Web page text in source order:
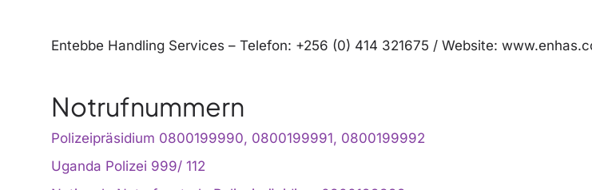
Entebbe Handling Services – Telefon: +256 (0) 414 321675 / Website:
Notrufnummern
Polizeipräsidium 0800199990, 0800199991, 0800199992
Uganda Polizei 999/ 112